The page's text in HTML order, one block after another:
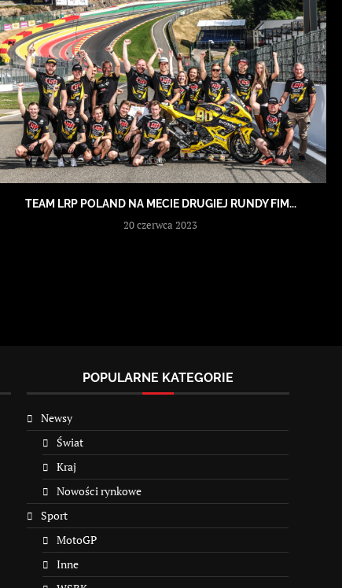
TEAM LRP POLAND NA MECIE DRUGIEJ RUNDY FIM...
20 czerwca 2023
POPULARNE KATEGORIE
Newsy
Świat
Kraj
Nowości rynkowe
Sport
MotoGP
Inne